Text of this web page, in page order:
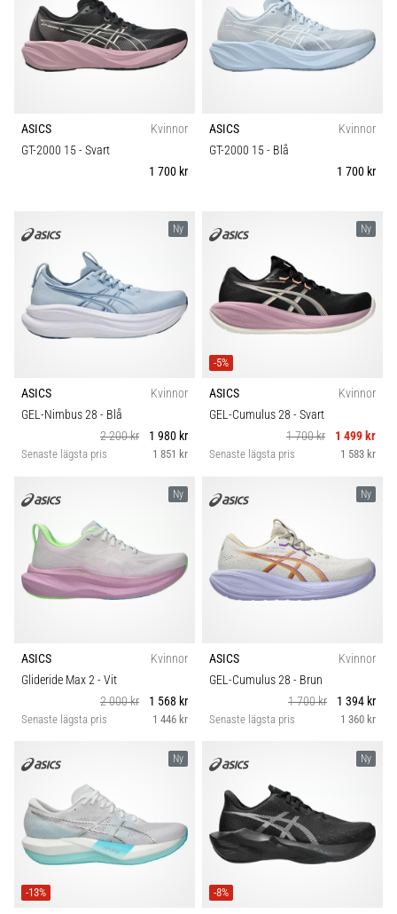
eller
efter
löpning?
vanligaste
orsakerna
Vad
det…
Visa
ASICS
Kvinnor
GT-2000 15- Svart
1 700 kr
ASICS
Kvinnor
GT-2000 15- Blå
1 700 kr
Ny
ASICS
Kvinnor
GEL-Nimbus 28 - Blå
2 200 kr
1 980 kr
Senaste lägsta pris 1 851 kr
Ny
-5%
ASICS
Kvinnor
GEL-Cumulus 28 - Svart
1 700 kr
1 499 kr
Senaste lägsta pris 1 583 kr
Ny
ASICS
Kvinnor
Glideride Max 2- Vit
2 000 kr
1 568 kr
Senaste lägsta pris 1 446 kr
Ny
ASICS
Kvinnor
GEL-Cumulus 28 - Brun
1 700 kr
1 394 kr
Senaste lägsta pris 1 360 kr
Ny
-13%
Ny
-8%